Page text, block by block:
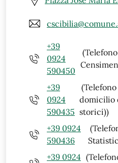
+39
0924
590450
+39
0924
590435
domicilio
storici))
+39 0924
590436
+39 0924